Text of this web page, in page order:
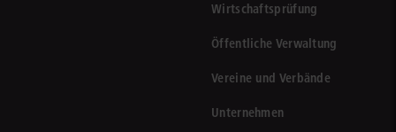
Wirtschaftsprüfung
Öffentliche Verwaltung
Vereine und Verbände
Unternehmen